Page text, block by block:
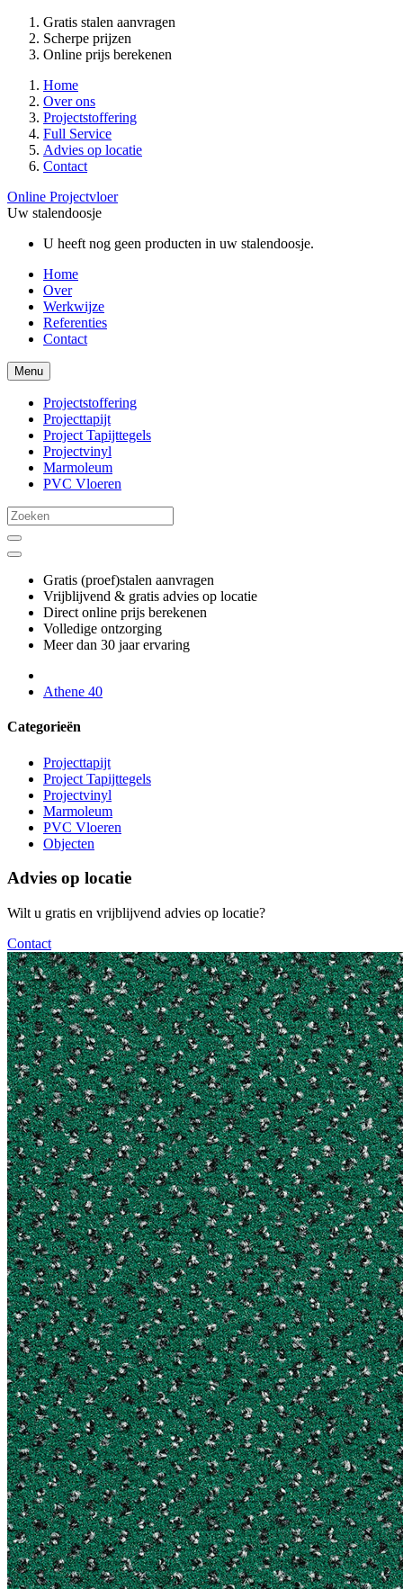
Gratis stalen aanvragen
Scherpe prijzen
Online prijs berekenen
Home
Over ons
Projectstoffering
Full Service
Advies op locatie
Contact
Online Projectvloer
Uw stalendoosje
U heeft nog geen producten in uw stalendoosje.
Home
Over
Werkwijze
Referenties
Contact
Menu
Projectstoffering
Projecttapijt
Project Tapijttegels
Projectvinyl
Marmoleum
PVC Vloeren
Gratis (proef)stalen aanvragen
Vrijblijvend & gratis advies op locatie
Direct online prijs berekenen
Volledige ontzorging
Meer dan 30 jaar ervaring
Athene 40
Categorieën
Projecttapijt
Project Tapijttegels
Projectvinyl
Marmoleum
PVC Vloeren
Objecten
Advies op locatie
Wilt u gratis en vrijblijvend advies op locatie?
Contact